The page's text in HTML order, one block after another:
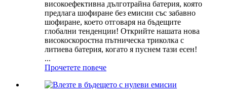
високоефективна дълготрайна батерия, която
предлага шофиране без емисии със забавно
шофиране, което отговаря на бъдещите
глобални тенденции! Открийте нашата нова
високоскоростна пътническа триколка с
литиева батерия, когато я пуснем тази есен!
...
Прочетете повече